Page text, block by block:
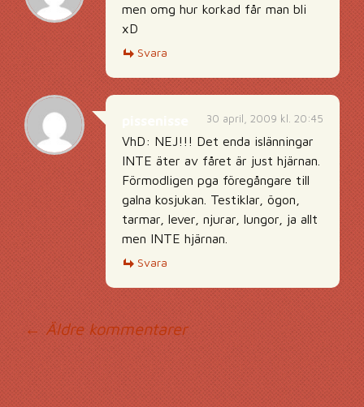
men omg hur korkad får man bli
xD
Svara
30 april, 2009 kl. 20:45
VhD: NEJ!!! Det enda islänningar
INTE äter av fåret är just hjärnan.
Förmodligen pga föregångare till
galna kosjukan. Testiklar, ögon,
tarmar, lever, njurar, lungor, ja allt
men INTE hjärnan.
Svara
← Äldre kommentarer